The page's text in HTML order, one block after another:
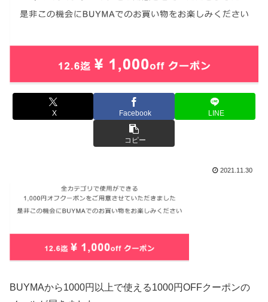
X Facebook LINE
コピー
2021.11.30
BUYMAから1000円以上で使える1000円OFFクーポンの